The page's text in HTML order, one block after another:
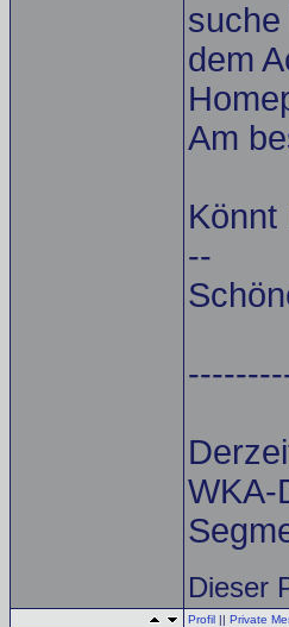
dem
Am
Könnt
--
WKA-
Dieser
Profil || Private